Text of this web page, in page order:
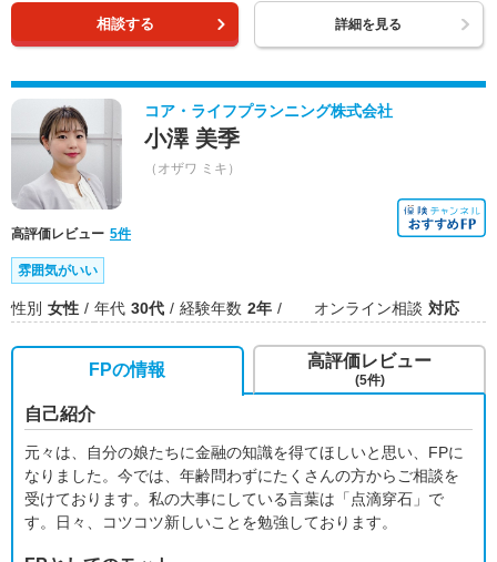
相談する 詳細を見る
コア・ライフプランニング株式会社
小澤 美季
（オザワ ミキ）
高評価レビュー 5件
雰囲気がいい
性別 女性 年代 30代 経験年数 2年 オンライン相談 対応
FPの情報
自己紹介
元々は、自分の娘たちに金融の知識を得てほしいと思い、FPに
なりました。今では、年齢問わずにたくさんの方からご相談を
受けております。私の大事にしている言葉は「点滴穿石」で
す。日々、コツコツ新しいことを勉強しております。
高評価レビュー
(5件)